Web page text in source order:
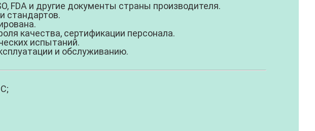
FDA и другие документы страны производителя.
стандартов.
качества, сертификации персонала.
испытаний.
и обслуживанию.